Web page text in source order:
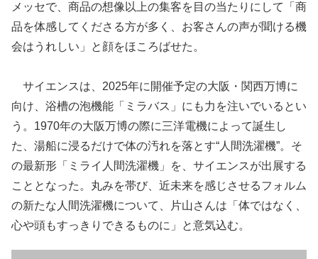
メッセで、商品の想像以上の集客を目の当たりにして「商
品を体感してくださる方が多く、お客さんの声が聞ける機
会はうれしい」と顔をほころばせた。
サイエンスは、2025年に開催予定の大阪・関西万博に
向け、浴槽の泡機能「ミラバス」にも力を注いでいるとい
う。1970年の大阪万博の際に三洋電機によって誕生し
た、湯船に浸るだけで体の汚れを落とす“人間洗濯機”。そ
の最新形「ミライ人間洗濯機」を、サイエンスが出展する
こととなった。丸みを帯び、近未来を感じさせるフォルム
の新たな人間洗濯機について、片山さんは「体ではなく、
心や頭もすっきりできるものに」と意気込む。